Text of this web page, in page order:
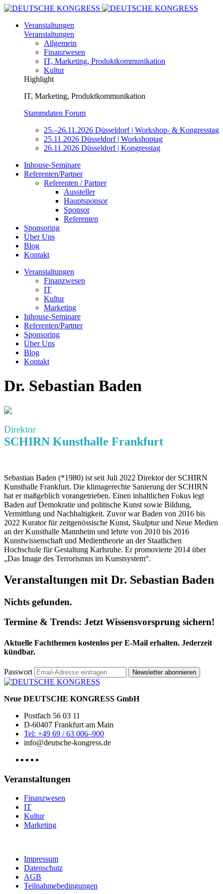
Veranstaltungen
Veranstaltungen
Allgemein
Finanzwesen
IT, Marketing, Produktkommunikation
Kultur
Highlight
IT, Marketing, Produktkommunikation
Stammdaten Forum
25.–26.11.2026 Düsseldorf | Workshop- & Kongresstag
25.11.2026 Düsseldorf | Workshoptag
26.11.2026 Düsseldorf | Kongresstag
Inhouse-Seminare
Referenten/Partner
Referenten / Partner
Aussteller
Hauptsponsor
Sponsor
Referenten
Sponsoring
Über Uns
Blog
Kontakt
Veranstaltungen
Finanzwesen
IT
Kultur
Marketing
Inhouse-Seminare
Referenten/Partner
Sponsoring
Über Uns
Blog
Kontakt
Dr. Sebastian Baden
Direktor
SCHIRN Kunsthalle Frankfurt
Sebastian Baden (*1980) ist seit Juli 2022 Direktor der SCHIRN
Kunsthalle Frankfurt. Die klimagerechte Sanierung der SCHIRN
hat er maßgeblich vorangetrieben. Einen inhaltlichen Fokus legt
Baden auf Demokratie und politische Kunst sowie Bildung,
Vermittlung und Nachhaltigkeit. Zuvor war Baden von 2016 bis
2022 Kurator für zeitgenössische Kunst, Skulptur und Neue Medien
an der Kunsthalle Mannheim und lehrte von 2010 bis 2016
Kunstwissenschaft und Medientheorie an der Staatlichen
Hochschule für Gestaltung Karlsruhe. Er promovierte 2014 über
„Das Image des Terrorismus im Kunstsystem“.
Veranstaltungen mit Dr. Sebastian Baden
Nichts gefunden.
Termine & Trends: Jetzt Wissensvorsprung sichern!
Aktuelle Fachthemen kostenlos per E-Mail erhalten. Jederzeit
kündbar.
Passwort Newsletter abonnieren
Neue DEUTSCHE KONGRESS GmbH
Postfach 56 03 11
D-60407 Frankfurt am Main
Tel: +49 69 / 63 006–900
info@deutsche-kongress.de
Veranstaltungen
Finanzwesen
IT
Kultur
Marketing
Impressum
Datenschutz
AGB
Teilnahmebedingungen